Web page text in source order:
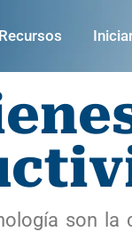
Recursos
son la